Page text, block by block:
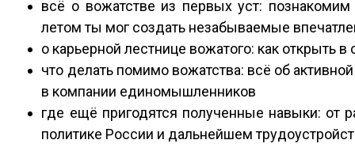
всё о вожатстве из первых уст:
летом ты мог создать незабываемые
о карьерной лестнице вожатого: как открыть
что делать помимо вожатства: всё об
в компании единомышленников
где ещё пригодятся полученные навыки: от
политике России и дальнейшем